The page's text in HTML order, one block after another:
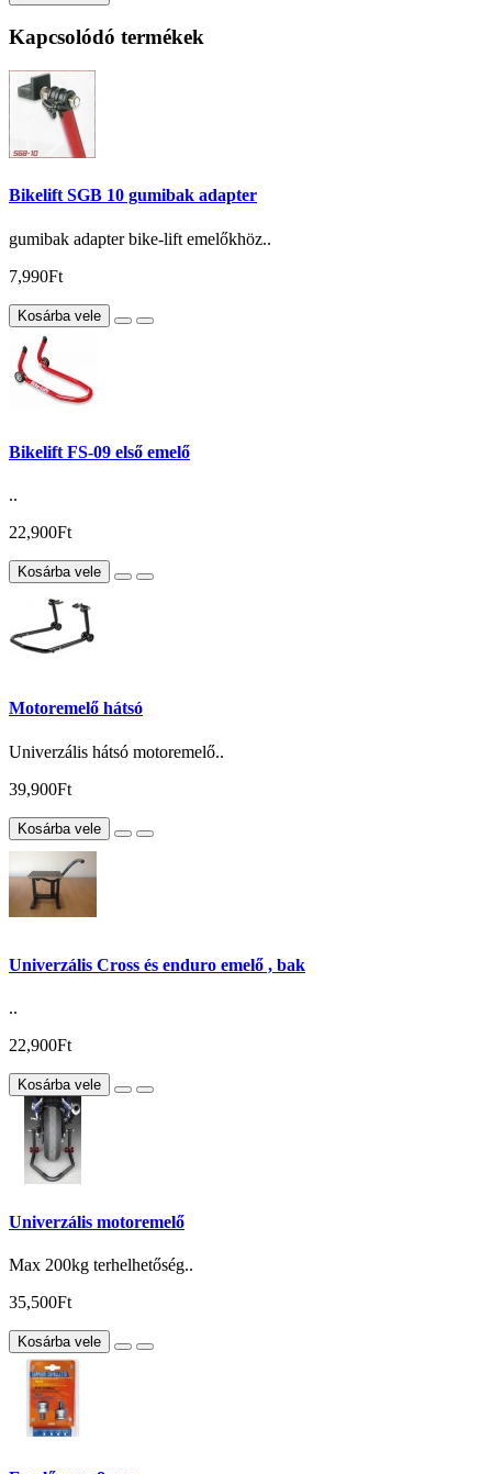
Kapcsolódó termékek
Bikelift SGB 10 gumibak adapter
gumibak adapter bike-lift emelőkhöz..
7,990Ft
Kosárba vele
Bikelift FS-09 első emelő
..
22,900Ft
Kosárba vele
Motoremelő hátsó
Univerzális hátsó motoremelő..
39,900Ft
Kosárba vele
Univerzális Cross és enduro emelő , bak
..
22,900Ft
Kosárba vele
Univerzális motoremelő
Max 200kg terhelhetőség..
35,500Ft
Kosárba vele